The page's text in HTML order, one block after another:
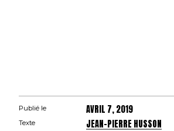
Publié le AVRIL 7, 2019
Texte JEAN-PIERRE HUSSON